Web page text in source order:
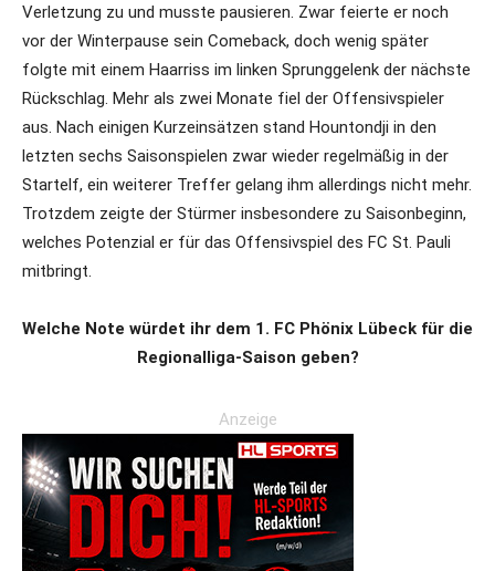
Verletzung zu und musste pausieren. Zwar feierte er noch
vor der Winterpause sein Comeback, doch wenig später
folgte mit einem Haarriss im linken Sprunggelenk der nächste
Rückschlag. Mehr als zwei Monate fiel der Offensivspieler
aus. Nach einigen Kurzeinsätzen stand Hountondji in den
letzten sechs Saisonspielen zwar wieder regelmäßig in der
Startelf, ein weiterer Treffer gelang ihm allerdings nicht mehr.
Trotzdem zeigte der Stürmer insbesondere zu Saisonbeginn,
welches Potenzial er für das Offensivspiel des FC St. Pauli
mitbringt.
Welche Note würdet ihr dem 1. FC Phönix Lübeck für die
Regionalliga-Saison geben?
Anzeige